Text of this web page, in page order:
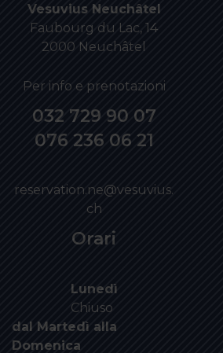
Vesuvius Neuchâtel
Faubourg du Lac, 14
2000 Neuchâtel
Per info e prenotazioni
032 729 90 07
076 236 06 21
reservation.ne@vesuvius.
ch
Orari
Lunedì
Chiuso
dal Martedì alla
Domenica